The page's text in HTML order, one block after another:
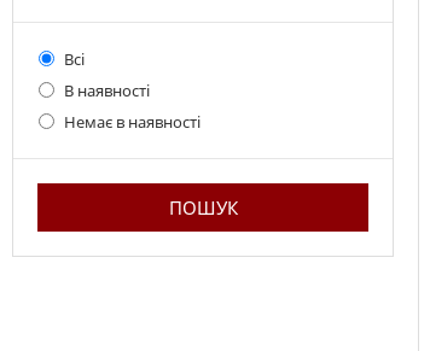
Всі
В наявності
Немає в наявності